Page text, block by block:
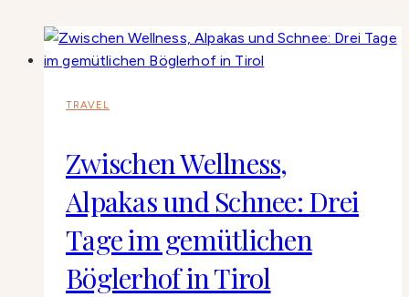
TRAVEL
Zwischen Wellness,
Alpakas und Schnee: Drei
Tage im gemütlichen
Böglerhof in Tirol